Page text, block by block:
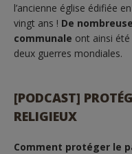
l’ancienne église édifiée
vingt ans ! De
communale ont ainsi
deux guerres mondiales.
[PODCAST]
RELIGIEUX
Comment protéger le